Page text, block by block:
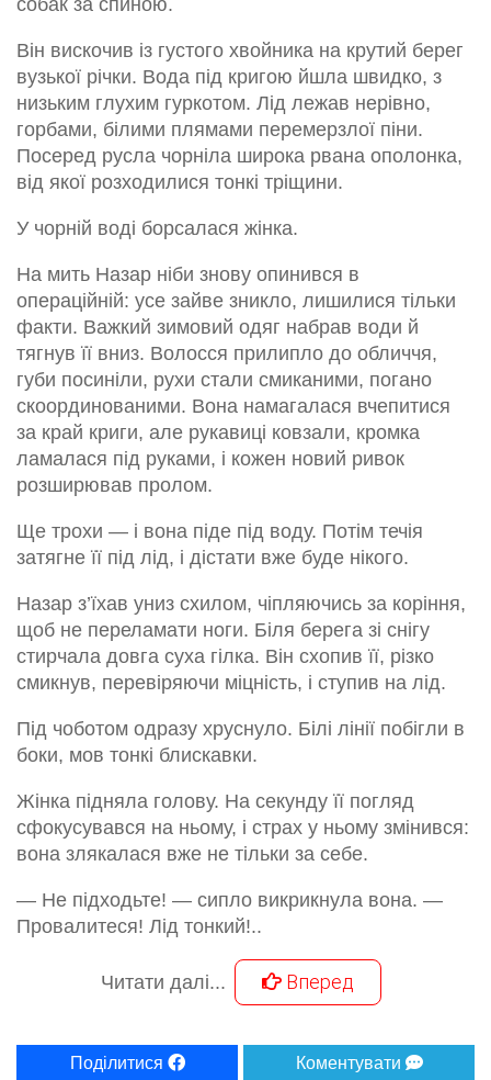
собак за спиною.
Він вискочив із густого хвойника на крутий берег
вузької річки. Вода під кригою йшла швидко, з
низьким глухим гуркотом. Лід лежав нерівно,
горбами, білими плямами перемерзлої піни.
Посеред русла чорніла широка рвана ополонка,
від якої розходилися тонкі тріщини.
У чорній воді борсалася жінка.
На мить Назар ніби знову опинився в
операційній: усе зайве зникло, лишилися тільки
факти. Важкий зимовий одяг набрав води й
тягнув її вниз. Волосся прилипло до обличчя,
губи посиніли, рухи стали смиканими, погано
скоординованими. Вона намагалася вчепитися
за край криги, але рукавиці ковзали, кромка
ламалася під руками, і кожен новий ривок
розширював пролом.
Ще трохи — і вона піде під воду. Потім течія
затягне її під лід, і дістати вже буде нікого.
Назар з’їхав униз схилом, чіпляючись за коріння,
щоб не переламати ноги. Біля берега зі снігу
стирчала довга суха гілка. Він схопив її, різко
смикнув, перевіряючи міцність, і ступив на лід.
Під чоботом одразу хруснуло. Білі лінії побігли в
боки, мов тонкі блискавки.
Жінка підняла голову. На секунду її погляд
сфокусувався на ньому, і страх у ньому змінився:
вона злякалася вже не тільки за себе.
— Не підходьте! — сипло викрикнула вона. —
Провалитеся! Лід тонкий!..
Читати далі... Вперед
Поділитися Коментувати